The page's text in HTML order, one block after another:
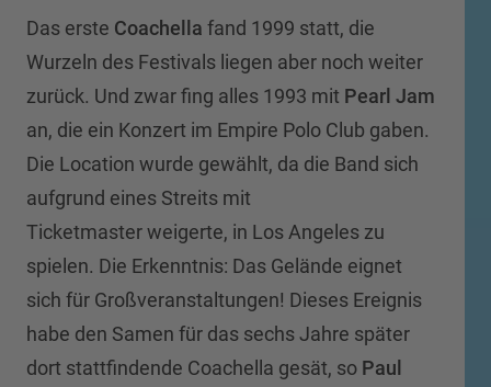
Das erste Coachella fand 1999 statt, die
Wurzeln des Festivals liegen aber noch weiter
zurück. Und zwar fing alles 1993 mit Pearl Jam
an, die ein Konzert im Empire Polo Club gaben.
Die Location wurde gewählt, da die Band sich
aufgrund eines Streits mit
Ticketmaster weigerte, in Los Angeles zu
spielen. Die Erkenntnis: Das Gelände eignet
sich für Großveranstaltungen! Dieses Ereignis
habe den Samen für das sechs Jahre später
dort stattfindende Coachella gesät, so Paul